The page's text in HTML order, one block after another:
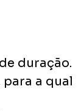
duração.
a qual